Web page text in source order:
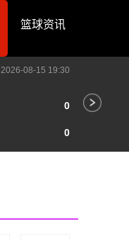
篮球资讯
2026-08-15 19:30
0
0